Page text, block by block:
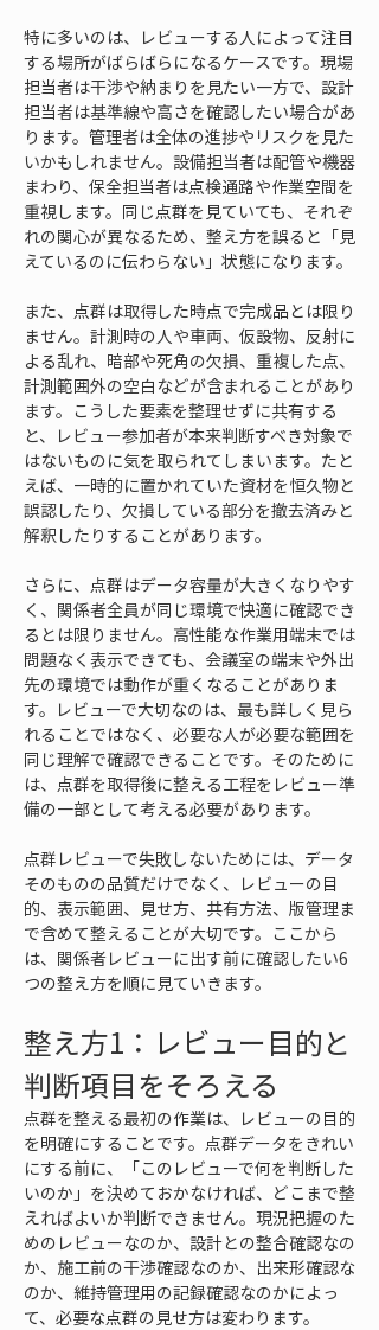
特に多いのは、レビューする人によって注目
する場所がばらばらになるケースです。現場
担当者は干渉や納まりを見たい一方で、設計
担当者は基準線や高さを確認したい場合があ
ります。管理者は全体の進捗やリスクを見た
いかもしれません。設備担当者は配管や機器
まわり、保全担当者は点検通路や作業空間を
重視します。同じ点群を見ていても、それぞ
れの関心が異なるため、整え方を誤ると「見
えているのに伝わらない」状態になります。
また、点群は取得した時点で完成品とは限り
ません。計測時の人や車両、仮設物、反射に
よる乱れ、暗部や死角の欠損、重複した点、
計測範囲外の空白などが含まれることがあり
ます。こうした要素を整理せずに共有する
と、レビュー参加者が本来判断すべき対象で
はないものに気を取られてしまいます。たと
えば、一時的に置かれていた資材を恒久物と
誤認したり、欠損している部分を撤去済みと
解釈したりすることがあります。
さらに、点群はデータ容量が大きくなりやす
く、関係者全員が同じ環境で快適に確認でき
るとは限りません。高性能な作業用端末では
問題なく表示できても、会議室の端末や外出
先の環境では動作が重くなることがありま
す。レビューで大切なのは、最も詳しく見ら
れることではなく、必要な人が必要な範囲を
同じ理解で確認できることです。そのために
は、点群を取得後に整える工程をレビュー準
備の一部として考える必要があります。
点群レビューで失敗しないためには、データ
そのものの品質だけでなく、レビューの目
的、表示範囲、見せ方、共有方法、版管理ま
で含めて整えることが大切です。ここから
は、関係者レビューに出す前に確認したい6
つの整え方を順に見ていきます。
整え方1：レビュー目的と
判断項目をそろえる
点群を整える最初の作業は、レビューの目的
を明確にすることです。点群データをきれい
にする前に、「このレビューで何を判断した
いのか」を決めておかなければ、どこまで整
えればよいか判断できません。現況把握のた
めのレビューなのか、設計との整合確認なの
か、施工前の干渉確認なのか、出来形確認な
のか、維持管理用の記録確認なのかによっ
て、必要な点群の見せ方は変わります。